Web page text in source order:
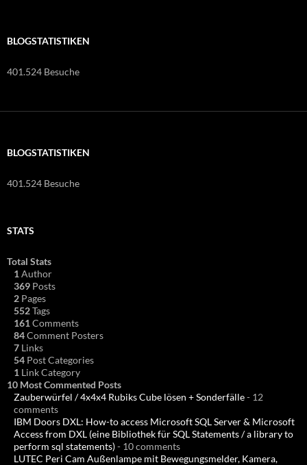
BLOGSTATISTIKEN
401.524 Besuche
BLOGSTATISTIKEN
401.524 Besuche
STATS
Total Stats
1 Author
369 Posts
2 Pages
552Tags
161 Comments
84Comment Posters
7 Links
54 Post Categories
1 Link Category
10 Most Commented Posts
Zauberwürfel / 4x4x4 Rubiks Cube lösen + Sonderfälle- 12
comments
IBM Doors DXL: How-to access Microsoft SQL Server & Microsoft
Access from DXL (eine Bibliothek für SQL Statements / a library to
perform sql statements)- 10 comments
LUTEC Peri Cam Außenlampe mit Bewegungsmelder, Kamera,